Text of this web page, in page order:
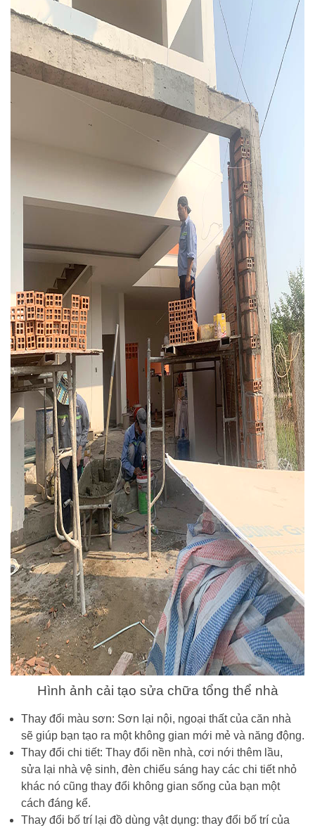
Hình ảnh cải tạo sửa chữa tổng thể nhà
Thay đổi màu sơn: Sơn lại nội, ngoại thất của căn nhà
sẽ giúp bạn tạo ra một không gian mới mẻ và năng động.
Thay đổi chi tiết: Thay đổi nền nhà, cơi nới thêm lầu,
sửa lại nhà vệ sinh, đèn chiếu sáng hay các chi tiết nhỏ
khác nó cũng thay đổi không gian sống của bạn một
cách đáng kể.
Thay đổi bố trí lại đồ dùng vật dụng: thay đổi bố trí của